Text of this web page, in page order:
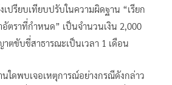
เปรียบเทียบปรับในความผิดฐาน “เรียก
อัตราที่กำหนด” เป็นจำนวนเงิน 2,000
ตขับขี่สาธารณะเป็นเวลา 1 เดือน
ใดพบเจอเหตุการณ์อย่างกรณีดังกล่าว